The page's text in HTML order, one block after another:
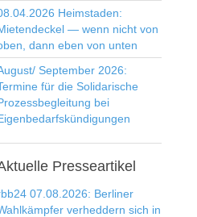
Heimstaden:
— wenn nicht von
dann eben von unten
September 2026:
für die Solidarische
bei
Presseartikel
07.08.2026: Berliner
verheddern sich in